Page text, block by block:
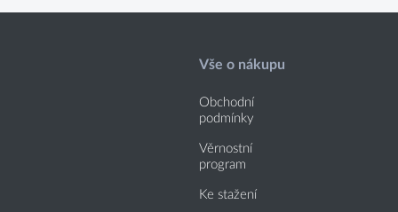
Vše o nákupu
Obchodní
podmínky
Věrnostní
program
Ke stažení